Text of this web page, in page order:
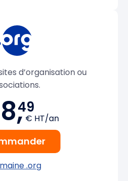
d’organisation ou
8,49
€ HT/an
.org